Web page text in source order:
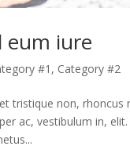
eum iure
#1 , Category #2
tristique non,
ac, vestibulum in,